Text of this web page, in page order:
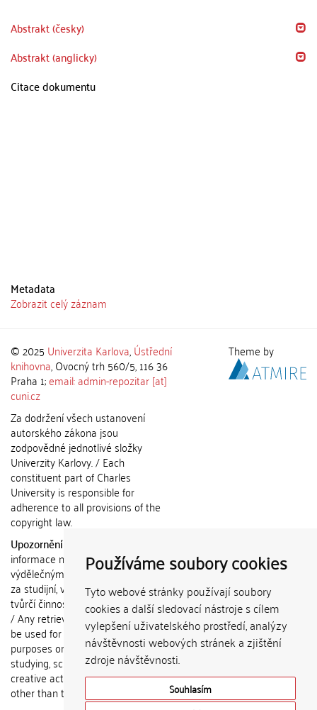
Používáme soubory cookies
Tyto webové stránky používají soubory
cookies a další sledovací nástroje s cílem
vylepšení uživatelského prostředí, analýzy
návštěvnosti webových stránek a zjištění
zdroje návštěvnosti.
Souhlasím
Abstrakt (česky)
Abstrakt (anglicky)
Citace dokumentu
Metadata
Zobrazit celý záznam
© 2025 Univerzita Karlova,Ústřední
knihovna, Ovocný trh 560/5, 116 36
Praha 1;email: admin-repozitar [at]
cuni.cz
Za dodržení všech ustanovení
autorského zákona jsou
zodpovědné jednotlivé složky
Univerzity Karlovy. / Each
constituent part of Charles
University is responsible for
adherence to all provisions of the
copyright law.
Upozornění / Notice:
informace nemohou být použity k
výdělečným účelům nebo vydávány
za studijní, vědeckou nebo jinou
tvůrčí činnost jiné osoby než autora.
/ Any retrieved information shall not
be used for any commercial
purposes or claimed as results of
studying, scientific or any other
creative activities of any person
other than the author.
Theme by